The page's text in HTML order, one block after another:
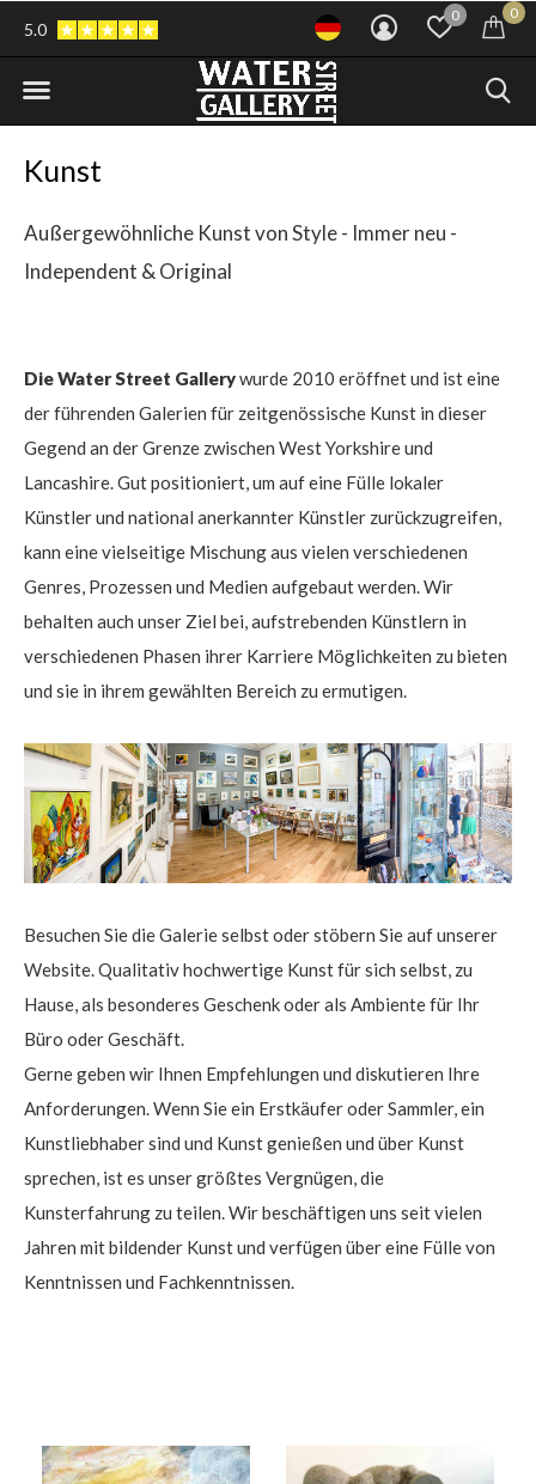
0 0
5.0
Kunst
Außergewöhnliche Kunst von Style - Immer neu -
Independent & Original
Die Water Street Gallerywurde 2010 eröffnet und ist eine
der führenden Galerien für zeitgenössische Kunst in dieser
Gegend an der Grenze zwischen West Yorkshire und
Lancashire. Gut positioniert, um auf eine Fülle lokaler
Künstler und national anerkannter Künstler zurückzugreifen,
kann eine vielseitige Mischung aus vielen verschiedenen
Genres, Prozessen und Medien aufgebaut werden. Wir
behalten auch unser Ziel bei, aufstrebenden Künstlern in
verschiedenen Phasen ihrer Karriere Möglichkeiten zu bieten
und sie in ihrem gewählten Bereich zu ermutigen.
Besuchen Sie die Galerie selbst oder stöbern Sie auf unserer
Website. Qualitativ hochwertige Kunst für sich selbst, zu
Hause, als besonderes Geschenk oder als Ambiente für Ihr
Büro oder Geschäft.
Gerne geben wir Ihnen Empfehlungen und diskutieren Ihre
Anforderungen. Wenn Sie ein Erstkäufer oder Sammler, ein
Kunstliebhaber sind und Kunst genießen und über Kunst
sprechen, ist es unser größtes Vergnügen, die
Kunsterfahrung zu teilen. Wir beschäftigen uns seit vielen
Jahren mit bildender Kunst und verfügen über eine Fülle von
Kenntnissen und Fachkenntnissen.